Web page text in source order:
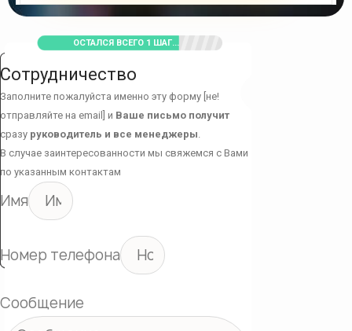
ОСТАЛСЯ ВСЕГО 1 ШАГ...
Сотрудничество
Заполните пожалуйста именно эту форму [не!
отправляйте на email] и Ваше письмо получит
сразу руководитель и все менеджеры.
В случае заинтересованности мы свяжемся с Вами
по указанным контактам
Имя
Номер телефона
Сообщение